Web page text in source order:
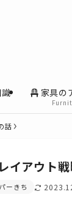
家具の
話
イアウト
パーきち